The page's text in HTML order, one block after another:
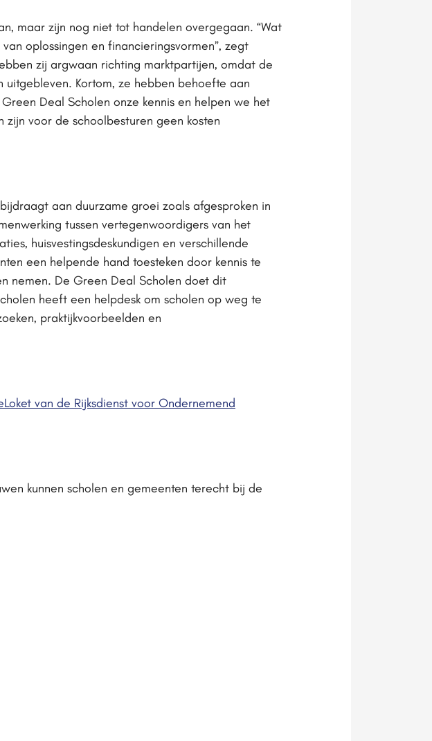
maar zijn nog niet tot handelen overgegaan. “Wat
oplossingen en financieringsvormen”, zegt
zij argwaan richting marktpartijen, omdat de
Kortom, ze hebben behoefte aan
Deal Scholen onze kennis en helpen we het
voor de schoolbesturen geen kosten
aan duurzame groei zoals afgesproken in
tussen vertegenwoordigers van het
huisvestingsdeskundigen en verschillende
een helpende hand toesteken door kennis te
nemen. De Green Deal Scholen doet dit
heeft een helpdesk om scholen op weg te
praktijkvoorbeelden en
van de Rijksdienst voor Ondernemend
kunnen scholen en gemeenten terecht bij de